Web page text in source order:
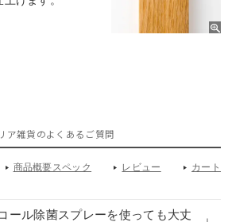
ア雑貨のよくあるご質問
商品概要スペック レビュー カート
ール除菌スプレーを使っても大丈